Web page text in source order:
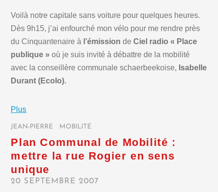
Voilà notre capitale sans voiture pour quelques heures.
Dès 9h15, j’ai enfourché mon vélo pour me rendre près
du Cinquantenaire à l’émissionde Ciel radio « Place
publique » où je suis invité à débattre de la mobilité
avec la conseillère communale schaerbeekoise, Isabelle
Durant (Ecolo).
Plus
JEAN-PIERRE MOBILITÉ
Plan Communal de Mobilité :
mettre la rue Rogier en sens
unique
20 SEPTEMBRE 2007